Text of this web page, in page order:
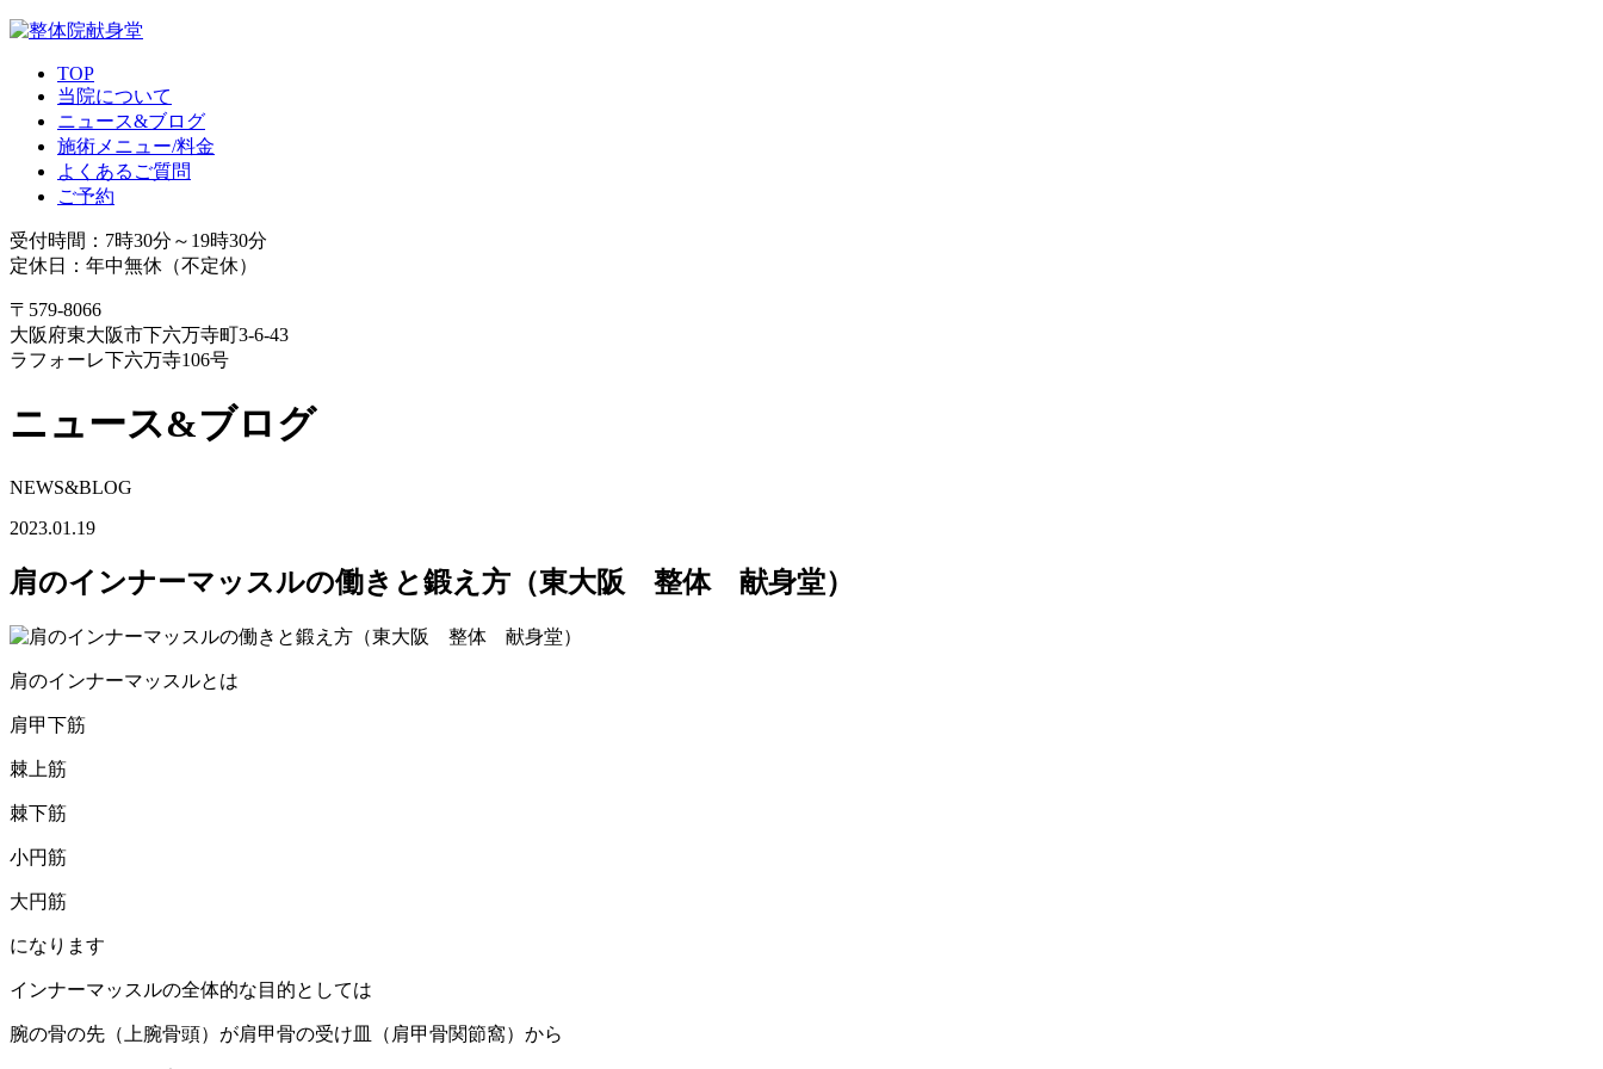
TOP
当院について
ニュース&ブログ
施術メニュー/料金
よくあるご質問
ご予約
受付時間：7時30分～19時30分
定休日：年中無休（不定休）
〒579-8066
大阪府東大阪市下六万寺町3-6-43
ラフォーレ下六万寺106号
ニュース&ブログ
NEWS&BLOG
2023.01.19
肩のインナーマッスルの働きと鍛え方（東大阪 整体 献身堂）
肩のインナーマッスルとは
肩甲下筋
棘上筋
棘下筋
小円筋
大円筋
になります
インナーマッスルの全体的な目的としては
腕の骨の先（上腕骨頭）が肩甲骨の受け皿（肩甲骨関節窩）から